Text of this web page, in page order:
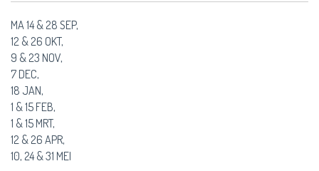
MA 14 & 28 SEP,
12 & 26 OKT,
9 & 23 NOV,
7 DEC,
18 JAN,
1 & 15 FEB,
1 & 15 MRT,
12 & 26 APR,
10, 24 & 31 MEI